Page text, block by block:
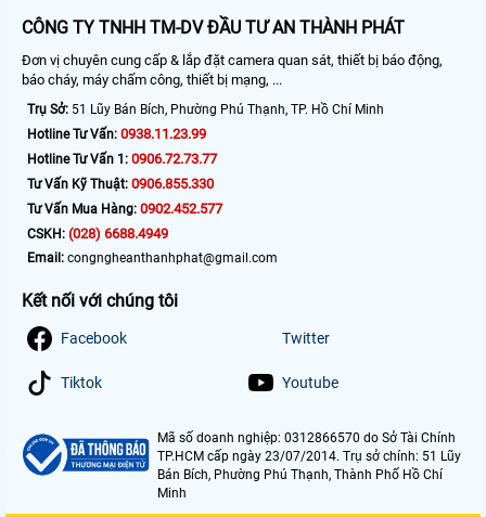
CÔNG TY TNHH TM-DV ĐẦU TƯ AN THÀNH PHÁT
Đơn vị chuyên cung cấp & lắp đặt camera quan sát, thiết bị báo động,
báo cháy, máy chấm công, thiết bị mạng, ...
Trụ Sở: 51 Lũy Bán Bích, Phường Phú Thạnh, TP. Hồ Chí Minh
Hotline Tư Vấn: 0938.11.23.99
Hotline Tư Vấn 1: 0906.72.73.77
Tư Vấn Kỹ Thuật: 0906.855.330
Tư Vấn Mua Hàng: 0902.452.577
CSKH: (028) 6688.4949
Email: congngheanthanhphat@gmail.com
Kết nối với chúng tôi
Facebook Twitter
Tiktok Youtube
Mã số doanh nghiệp: 0312866570 do Sở Tài Chính
TP.HCM cấp ngày 23/07/2014. Trụ sở chính: 51 Lũy
Bán Bích, Phường Phú Thạnh, Thành Phố Hồ Chí
Minh